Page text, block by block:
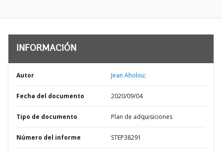
INFORMACIÓN
Autor Jean Aholou;
Fecha del documento 2020/09/04
Tipo de documento Plan de adquisiciones
Número del informe STEP38291